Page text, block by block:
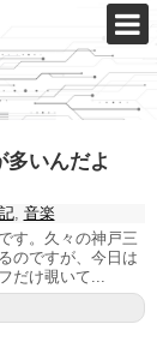
多いんだよ
, 音楽
す。久々の神戸三
のですが、今日は
だけ覗いて...